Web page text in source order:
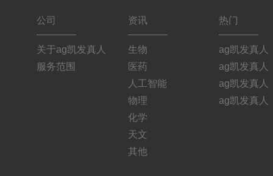
公司
关于ag凯发真人
服务范围
资讯
生物
医药
人工智能
物理
化学
天文
其他
热门
ag凯发真人
ag凯发真人
ag凯发真人
ag凯发真人